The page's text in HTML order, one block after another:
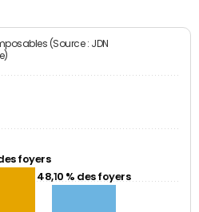
(Source : JDN
foyers
48,10 % des foyers